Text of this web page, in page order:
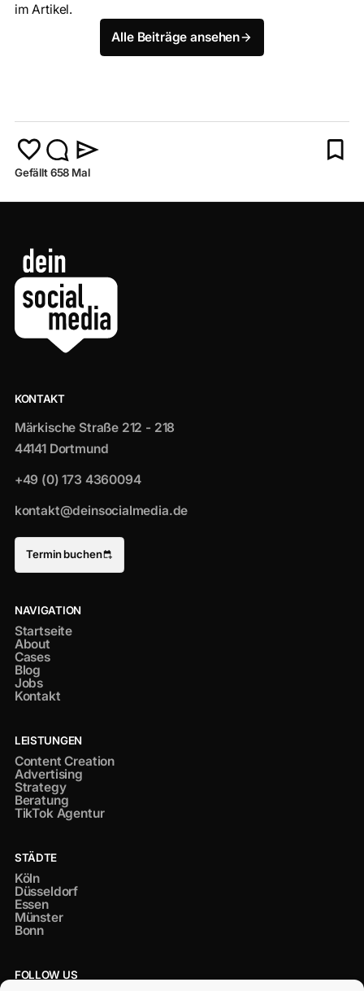
im Artikel.
Alle Beiträge ansehen
Gefällt 658 Mal
NAVIGATION
Startseite
About
Cases
Blog
Jobs
Kontakt
LEISTUNGEN
Content Creation
Advertising
Strategy
Beratung
TikTok Agentur
STÄDTE
Köln
Düsseldorf
Essen
Münster
Bonn
KONTAKT
Märkische Straße 212 - 218
44141 Dortmund
+49 (0) 173 4360094
kontakt@deinsocialmedia.de
Termin buchen
FOLLOW US